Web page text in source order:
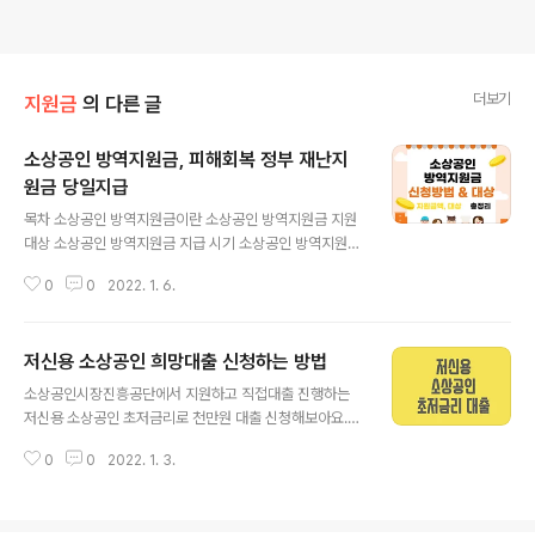
지원금 의 다른 글 더보기
소상공인 방역지원금, 피해회복 정부 재난지
원금 당일지급
목차 소상공인 방역지원금이란 소상공인 방역지원금 지원
대상 소상공인 방역지원금 지급 시기 소상공인 방역지원금
은 글 소상공인 방역지원금이란 중소벤처기업부 12월 27
에 더욱 많이 지원되어 손실보상을 보완하며 간편하고 빠
르게 추가 증빙 없이 지급됩니다. 그리고 6일부터 248만
명에 소상공인 방역지원금 2차 지급을 시작하였습니다. 소
년 12월 15일 이전 개업 소상공인, 소기업 약 320만 개사
0 0 2022. 1. 6.
저신용 소상공인 희망대출 신청하는 방법
소상공인시장진흥공단에서 지원하고 직접대출 진행하는
저신용 소상공인 초저금리로 천만원 대출 신청해보아요.
저금리 대출 지원대상 저신용 소상공인 초저금리 대출기간
0 0 2022. 1. 3.